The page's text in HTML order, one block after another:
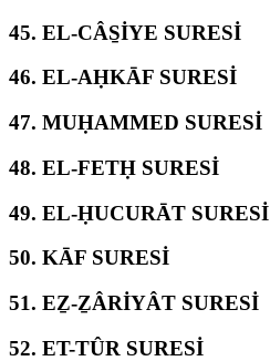
45. EL-CÂS̱İYE SURESİ
46. EL-AḤKĀF SURESİ
47. MUḤAMMED SURESİ
48. EL-FETḤ SURESİ
49. EL-ḤUCURĀT SURESİ
50. KĀF SURESİ
51. EẔ-ẔÂRİYÂT SURESİ
52. ET-TÛR SURESİ